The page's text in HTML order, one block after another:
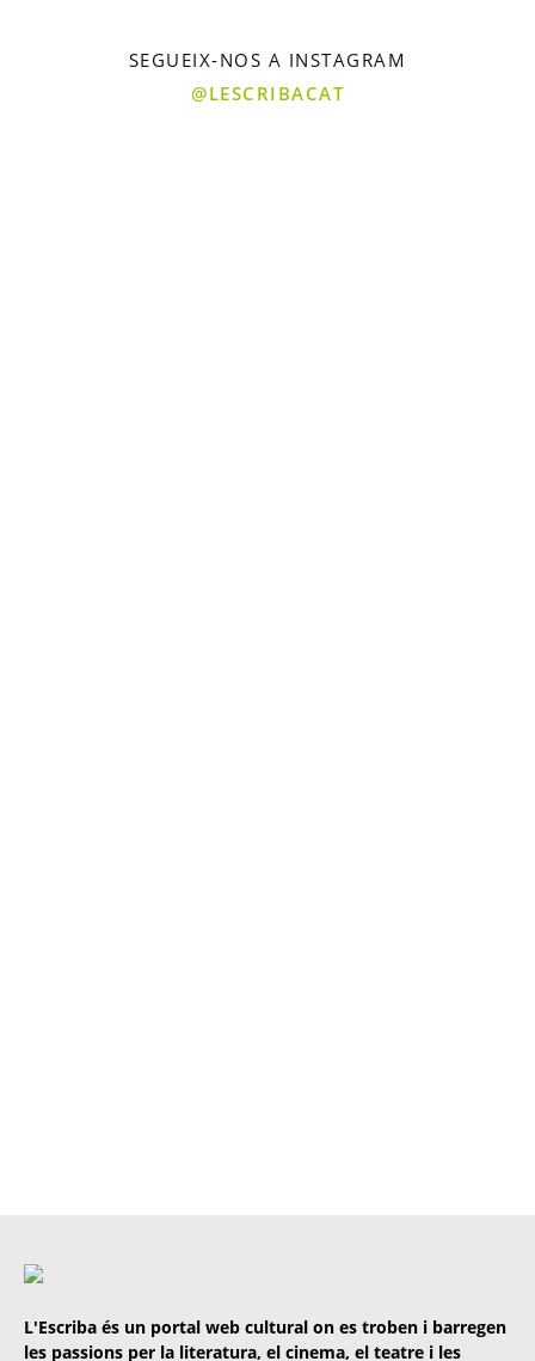
SEGUEIX-NOS A INSTAGRAM
@LESCRIBACAT
L'Escriba és un portal web cultural on es troben i barregen
les passions per la literatura, el cinema, el teatre i les